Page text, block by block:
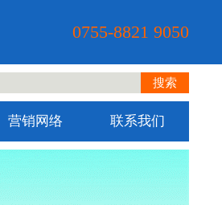
0755-8821 9050
搜索
营销网络 联系我们